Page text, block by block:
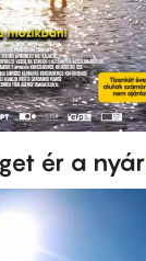
ér a nyár